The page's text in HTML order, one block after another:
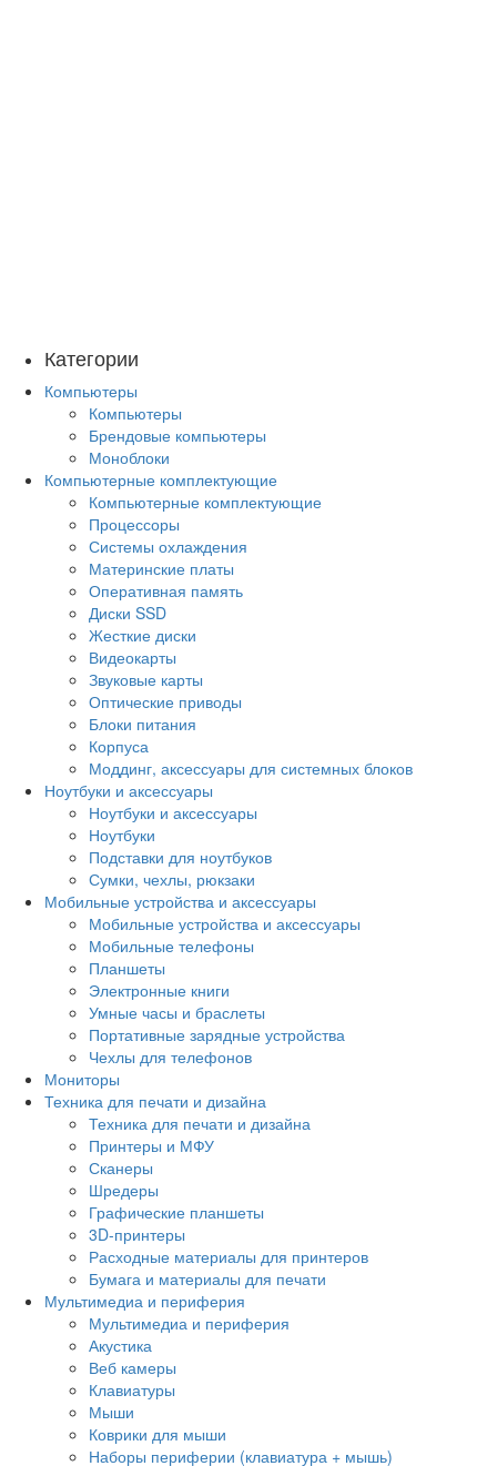
Категории
Компьютеры
Компьютеры
Брендовые компьютеры
Моноблоки
Компьютерные комплектующие
Компьютерные комплектующие
Процессоры
Системы охлаждения
Материнские платы
Оперативная память
Диски SSD
Жесткие диски
Видеокарты
Звуковые карты
Оптические приводы
Блоки питания
Корпуса
Моддинг, аксессуары для системных блоков
Ноутбуки и аксессуары
Ноутбуки и аксессуары
Ноутбуки
Подставки для ноутбуков
Сумки, чехлы, рюкзаки
Мобильные устройства и аксессуары
Мобильные устройства и аксессуары
Мобильные телефоны
Планшеты
Электронные книги
Умные часы и браслеты
Портативные зарядные устройства
Чехлы для телефонов
Мониторы
Техника для печати и дизайна
Техника для печати и дизайна
Принтеры и МФУ
Сканеры
Шредеры
Графические планшеты
3D-принтеры
Расходные материалы для принтеров
Бумага и материалы для печати
Мультимедиа и периферия
Мультимедиа и периферия
Акустика
Веб камеры
Клавиатуры
Мыши
Коврики для мыши
Наборы периферии (клавиатура + мышь)